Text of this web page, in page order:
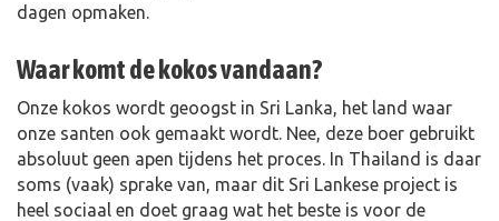
dagen opmaken.
Waar komt de kokos vandaan?
Onze kokos wordt geoogst in Sri Lanka, het land waar
onze santen ook gemaakt wordt. Nee, deze boer gebruikt
absoluut geen apen tijdens het proces. In Thailand is daar
soms (vaak) sprake van, maar dit Sri Lankese project is
heel sociaal en doet graag wat het beste is voor de